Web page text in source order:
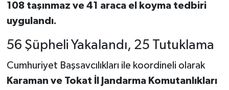
108 taşınmaz ve 41 araca el koyma tedbiri
uygulandı.
56 Şüpheli Yakalandı, 25 Tutuklama
Cumhuriyet Başsavcılıkları ile koordineli olarak
Karaman ve Tokat İl Jandarma Komutanlıkları